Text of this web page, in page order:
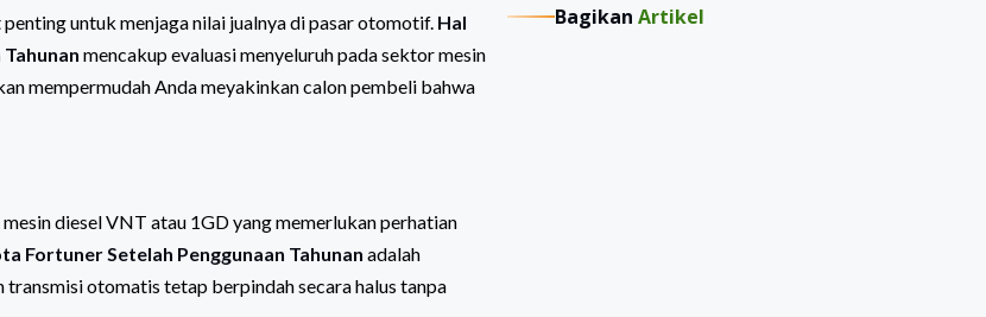
untuk menjaga nilai jualnya di pasar otomotif. Hal
mencakup evaluasi menyeluruh pada sektor mesin
mempermudah Anda meyakinkan calon pembeli bahwa
diesel VNT atau 1GD yang memerlukan perhatian
Fortuner Setelah Penggunaan Tahunan adalah
otomatis tetap berpindah secara halus tanpa
Bagikan Artikel